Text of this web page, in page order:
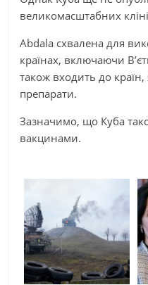
великомасштабних
Abdala схвалена для
країнах, включаючи
також входить до країн,
препарати.
Зазначимо, що Куба
вакцинами.